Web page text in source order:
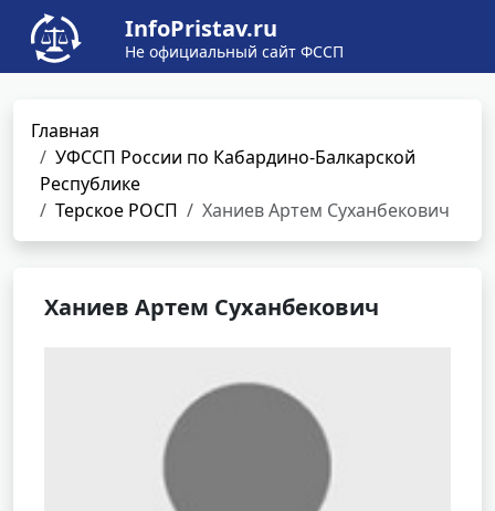
InfoPristav.ru
Не официальный сайт ФССП
Главная
УФССП России по Кабардино-Балкарской
Республике
Терское РОСП
Ханиев Артем Суханбекович
Ханиев Артем Суханбекович